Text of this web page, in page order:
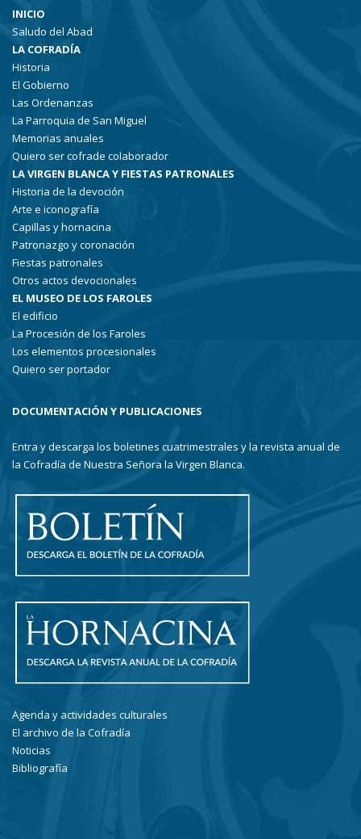
INICIO
Saludo del Abad
LA COFRADÍA
Historia
El Gobierno
Las Ordenanzas
La Parroquia de San Miguel
Memorias anuales
Quiero ser cofrade colaborador
LA VIRGEN BLANCA Y FIESTAS PATRONALES
Historia de la devoción
Arte e iconografía
Capillas y hornacina
Patronazgo y coronación
Fiestas patronales
Otros actos devocionales
EL MUSEO DE LOS FAROLES
El edificio
La Procesión de los Faroles
Los elementos procesionales
Quiero ser portador
DOCUMENTACIÓN Y PUBLICACIONES
Entra y descarga los boletines cuatrimestrales y la revista anual de
la Cofradía de Nuestra Señora la Virgen Blanca.
Agenda y actividades culturales
El archivo de la Cofradía
Noticias
Bibliografía